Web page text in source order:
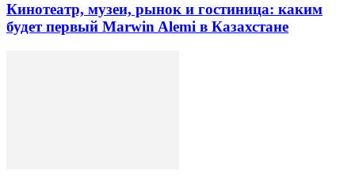
Кинотеатр, музеи, рынок и гостиница: каким
будет первый Marwin Alemi в Казахстане